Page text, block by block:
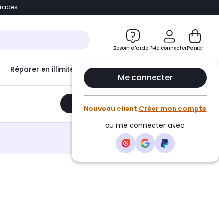
Accéder directement au chatbot
Besoin d'aide ?Me connecter
Me connecter
Nouveau client Créer mon compte
ou me connecter avec
Panier
Réparer en illimité avec Le Club Infinity
Ajouter au panier •